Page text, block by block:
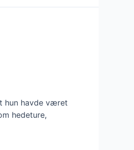
hun havde været
hedeture,